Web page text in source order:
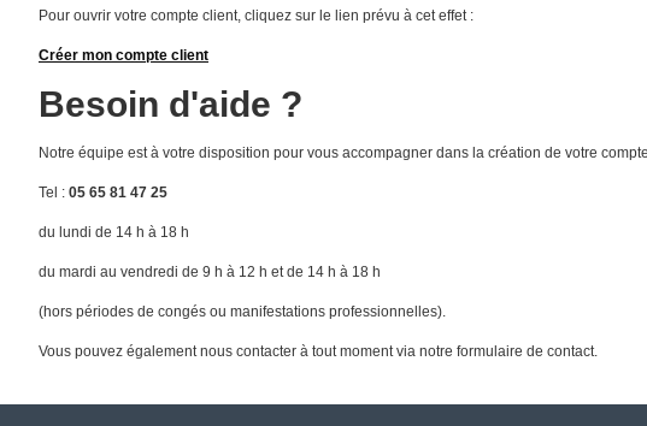
Pour ouvrir votre compte client, cliquez sur le lien prévu à cet effet :
Créer mon compte client
Besoin d'aide ?
Notre équipe est à votre disposition pour vous accompagner dans la création de votre
Tel : 05 65 81 47 25
du lundi de 14 h à 18 h
du mardi au vendredi de 9 h à 12 h et de 14 h à 18 h
(hors périodes de congés ou manifestations professionnelles).
Vous pouvez également nous contacter à tout moment via notre formulaire de contact.